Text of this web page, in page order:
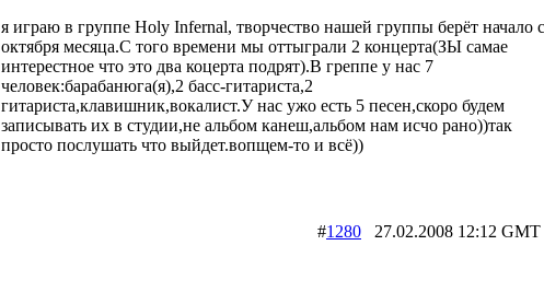
я играю в группе Holy Infernal, творчество нашей группы берёт начало с
октября месяца.С того времени мы оттыграли 2 концерта(ЗЫ самае
интерестное что это два коцерта подрят).В греппе у нас 7
человек:барабанюга(я),2 басс-гитариста,2
гитариста,клавишник,вокалист.У нас ужо есть 5 песен,скоро будем
записывать их в студии,не альбом канеш,альбом нам исчо рано))так
просто послушать что выйдет.вопщем-то и всё))
#1280 27.02.2008 12:12